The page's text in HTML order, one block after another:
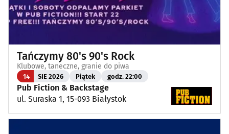
Tańczymy 80's 90's Rock
Klubowe, taneczne, granie do piwa
14 SIE 2026 Piątek godz. 22:00
Pub Fiction & Backstage
ul. Suraska 1, 15-093 Białystok